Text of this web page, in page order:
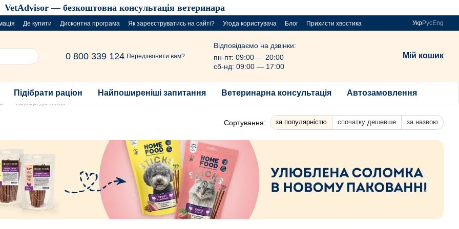
VetAdvisor — безкоштовна консультація ветеринара
Де купити Дисконтна програма Як зареєструватись на сайті? Угода користувача Блог
Прихисти хвостика
УкрРусEng
0 800 339 124 Передзвонити вам?
Відповідаємо на дзвінки:
пн-пт: 09:00 — 20:00
сб-нд: 09:00 — 17:00
Мій кошик
Підібрати раціон Найпоширеніші запитання Ветеринарна консультація Автозамовлення
Амуніція для собак
Сортування: за популярністю спочатку дешевше за назвою